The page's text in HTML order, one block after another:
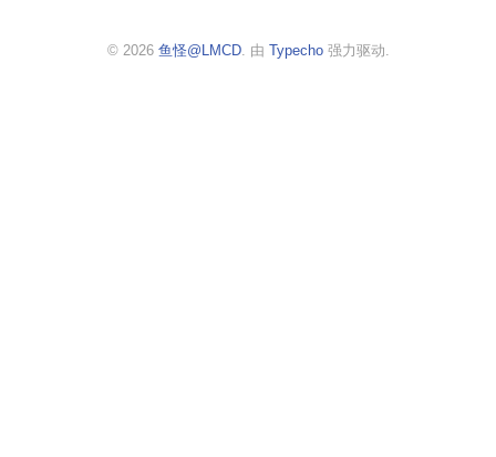
© 2026 鱼怪@LMCD. 由 Typecho强力驱动.